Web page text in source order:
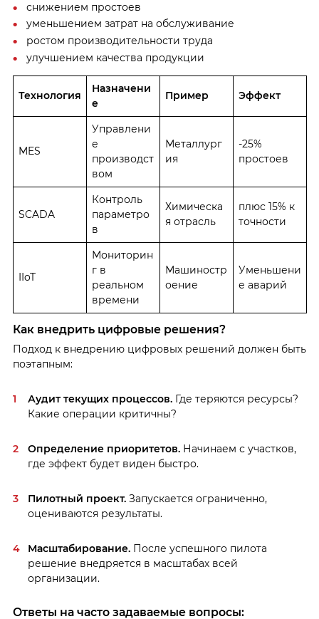
снижением простоев
уменьшением затрат на обслуживание
ростом производительности труда
улучшением качества продукции
Технология
Назначени
е
Пример Эффект
MES
Управлени
е
производст
вом
Металлург
ия
-25%
простоев
SCADA
Контроль
параметро
в
Химическа
я отрасль
плюс 15% к
точности
IIoT
Мониторин
г в
реальном
времени
Машиностр
оение
Уменьшени
е аварий
Как внедрить цифровые решения?
Подход к внедрению цифровых решений должен быть
поэтапным:
Аудит текущих процессов.Где теряются ресурсы?
Какие операции критичны?
Определение приоритетов.Начинаем с участков,
где эффект будет виден быстро.
Пилотный проект.Запускается ограниченно,
оцениваются результаты.
Масштабирование.После успешного пилота
решение внедряется в масштабах всей
организации.
Ответы на часто задаваемые вопросы: